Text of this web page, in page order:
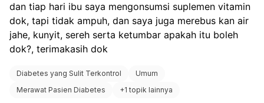
Perawatan Kaki: Karena diabetes dapat
mempengaruhi kesehatan kaki, penting untuk
memeriksa kaki secara rutin untuk mendeteksi adanya
luka atau infeksi. Jika ada gejala yang mencurigakan,
segera konsultasikan ke dokter.
Konsultasi dengan Dokter Spesialis
yang dialami, sebaiknya orang tua Anda berkonsultasi
dengan dokter spesialis, seperti ahli endokrinologi atau
dan tiap hari ibu saya mengonsumsi suplemen vitamin
dok, tapi tidak ampuh, dan saya juga merebus kan air
jahe, kunyit, sereh serta ketumbar apakah itu boleh
dok?, terimakasih dok
Diabetes yang Sulit Terkontrol
Umum
Merawat Pasien Diabetes
+1 topik lainnya